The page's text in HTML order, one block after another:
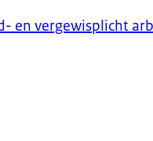
en vergewisplicht